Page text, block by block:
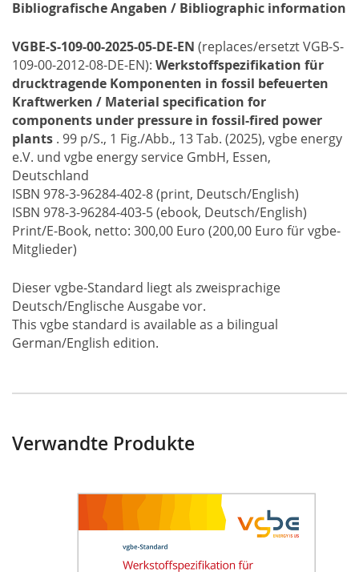
Bibliografische Angaben / Bibliographic information
VGBE-S-109-00-2025-05-DE-EN (replaces/ersetzt VGB-S-
109-00-2012-08-DE-EN): Werkstoffspezifikation für
drucktragende Komponenten in fossil befeuerten
Kraftwerken / Material specification for
components under pressure in fossil-fired power
plants . 99 p/S., 1 Fig./Abb., 13 Tab. (2025), vgbe energy
e.V. und vgbe energy service GmbH, Essen,
Deutschland
ISBN 978-3-96284-402-8 (print, Deutsch/English)
ISBN 978-3-96284-403-5 (ebook, Deutsch/English)
Print/E-Book, netto: 300,00 Euro (200,00 Euro für vgbe-
Mitglieder)
Dieser vgbe-Standard liegt als zweisprachige
Deutsch/Englische Ausgabe vor.
This vgbe standard is available as a bilingual
German/English edition.
Verwandte Produkte